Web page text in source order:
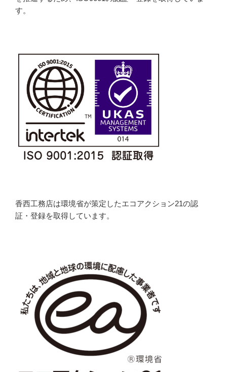
す。
香西工務店は環境省が策定したエコアクション21の認
証・登録を取得しています。